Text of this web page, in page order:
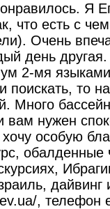
Я
что есть с
Очень
день
2-мя
поискать, то
Много
нужен
особую
обалденные
, телефон